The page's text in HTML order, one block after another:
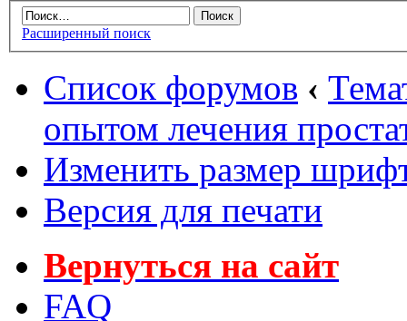
Расширенный поиск
Список форумов ‹
опытом лечения
Изменить размер
Версия для печати
Вернуться на сайт
FAQ